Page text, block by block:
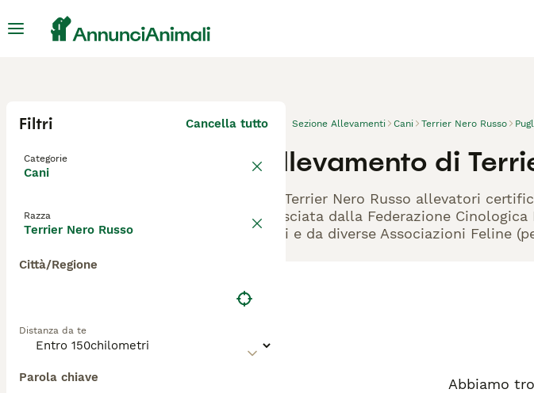
Filtri Cancella tutto
Categorie
Cani
Razza
Terrier Nero Russo
Città/Regione
Distanza da te
Parola chiave
Sezione Allevamenti Cani Terrier Nero Russo
Allevamento di
Gli Terrier Nero Russo allevatori
rilasciata dalla Federazione
cani e da diverse Associazioni Feline
Abbiamo